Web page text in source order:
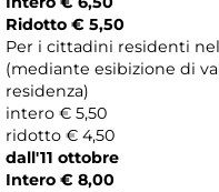
Ridotto € 5,50
Per i cittadini residenti
(mediante esibizione di
residenza)
intero € 5,50
ridotto € 4,50
dall'11 ottobre
Intero € 8,00